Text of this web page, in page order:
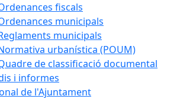
fiscals
municipals
municipals
urbanística (POUM)
de classificació documental
i informes
de l'Ajuntament